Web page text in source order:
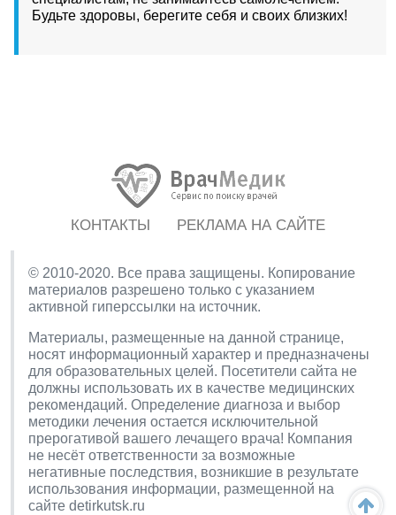
Будьте здоровы, берегите себя и своих близких!
КОНТАКТЫ РЕКЛАМА НА САЙТЕ
© 2010-2020. Все права защищены. Копирование
материалов разрешено только с указанием
активной гиперссылки на источник.
Материалы, размещенные на данной странице,
носят информационный характер и предназначены
для образовательных целей. Посетители сайта не
должны использовать их в качестве медицинских
рекомендаций. Определение диагноза и выбор
методики лечения остается исключительной
прерогативой вашего лечащего врача! Компания
не несёт ответственности за возможные
негативные последствия, возникшие в результате
использования информации, размещенной на
сайте detirkutsk.ru